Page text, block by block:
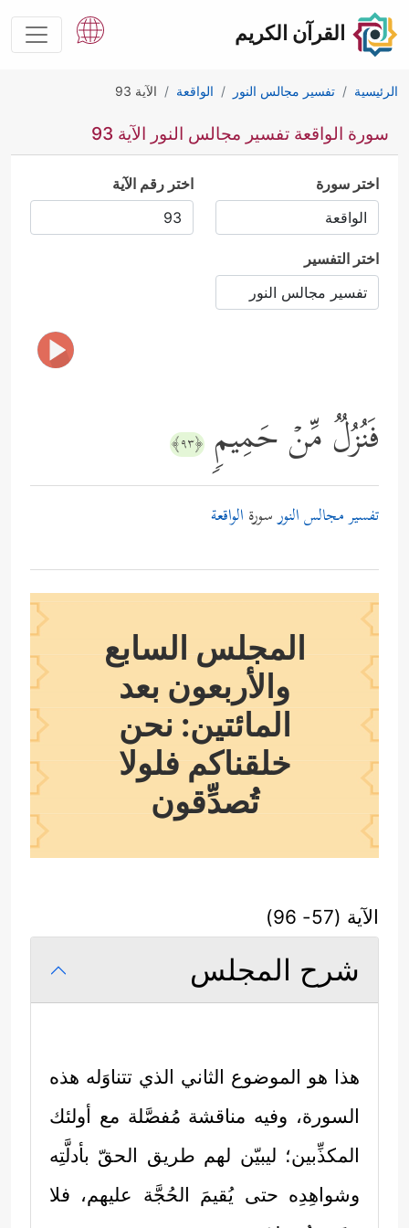
القرآن الكريم
الرئيسية تفسير مجالس النور الواقعة الآية 93
سورة الواقعة تفسير مجالس النور الآية 93
اختر سورة اختر رقم الآية
اختر التفسير
فَنُزُلࣱ مِّنۡ حَمِیمࣲ ﴿٩٣﴾
تفسير مجالس النورسورة الواقعة
المجلس السابع
والأربعون بعد
المائتين: نحن
خلقناكم فلولا
تُصدِّقون
الآية (57- 96)
شرح المجلس
هذا هو الموضوع الثاني الذي تتناوَله هذه
السورة، وفيه مناقشة مُفصَّلة مع أولئك
المكذِّبين؛ ليبيّن لهم طريق الحقّ بأدلَّتِه
وشواهِدِه حتى يُقيمَ الحُجَّة عليهم، فلا